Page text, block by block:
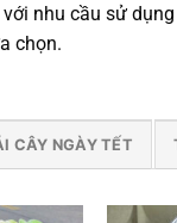
nhu cầu sử
chọn.
CÂY NGÀY TẾT